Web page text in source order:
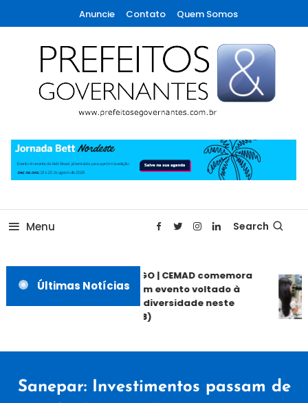
To
Content
Anuncie Contato Quem Somos
Prefeitos & Governantes
Menu Search
Últimas Notícias
ANÁPOLIS GO | CEMAD comemora
30 anos com evento voltado à
inclusão e diversidade neste
sábado (08)
Sanepar: Investimentos passam de